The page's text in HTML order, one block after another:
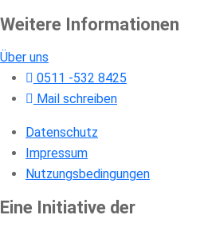
Weitere Informationen
Über uns
0511 -532 8425
Mail schreiben
Datenschutz
Impressum
Nutzungsbedingungen
Eine Initiative der